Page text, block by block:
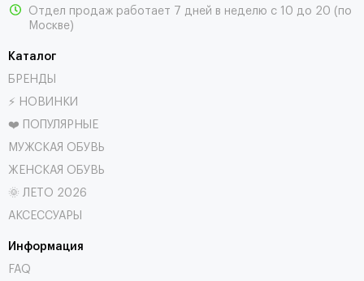
Отдел продаж работает 7 дней в неделю с 10 до 20 (по
Москве)
Каталог
БРЕНДЫ
⚡ НОВИНКИ
❤️ ПОПУЛЯРНЫЕ
МУЖСКАЯ ОБУВЬ
ЖЕНСКАЯ ОБУВЬ
🌞 ЛЕТО 2026
АКСЕССУАРЫ
Информация
FAQ